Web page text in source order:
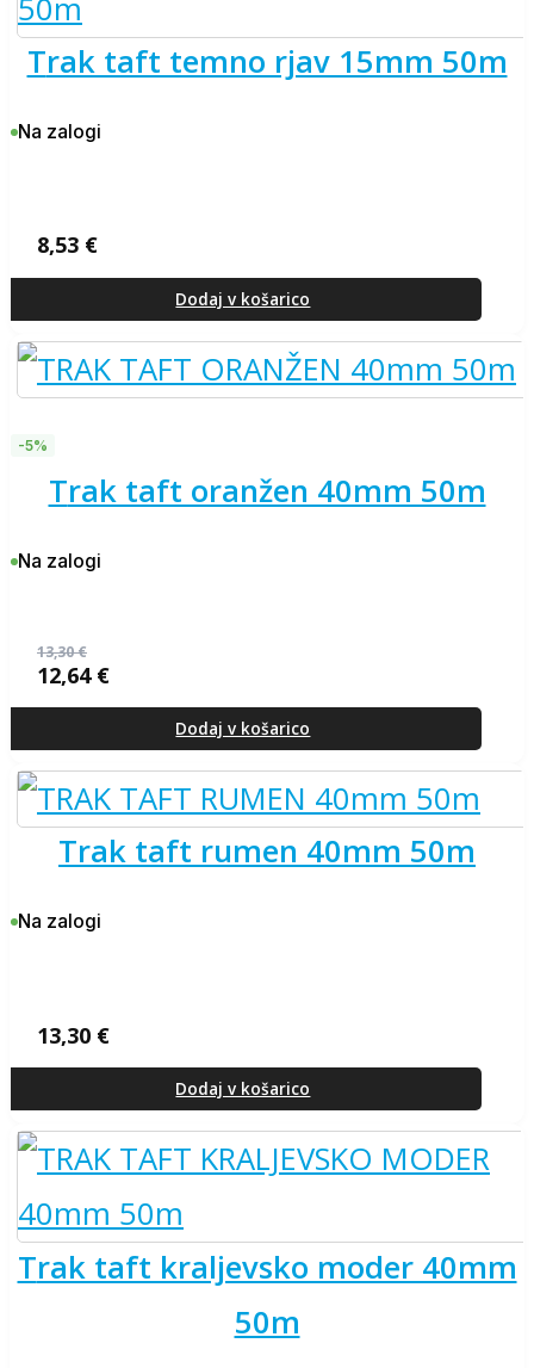
trak taft temno rjav 15mm 50m
Na zalogi
8,53 €
Dodaj v košarico
-5%
trak taft oranžen 40mm 50m
Na zalogi
13,30€
cena
13,30 €.
12,64 €
cena
Dodaj v košarico
trak taft rumen 40mm 50m
Na zalogi
13,30 €
Dodaj v košarico
trak taft kraljevsko moder 40mm
50m